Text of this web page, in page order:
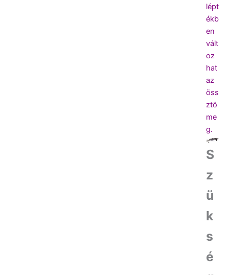
lépt
ékb
en
vált
oz
hat
az
öss
ztö
me
g.
S
z
ü
k
s
é